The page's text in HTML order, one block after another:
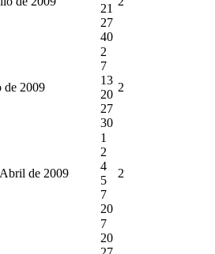
21
27
40
de 2009
2
7
13
20
27
30
2
de 2009
1
2
4
5
7
20
2
7
20